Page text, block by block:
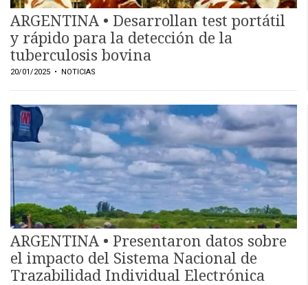
ARGENTINA • Desarrollan test portátil
y rápido para la detección de la
tuberculosis bovina
20/01/2025 • NOTICIAS
ARGENTINA • Presentaron datos sobre
el impacto del Sistema Nacional de
Trazabilidad Individual Electrónica